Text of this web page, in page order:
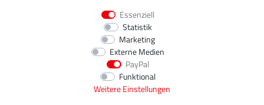
Essenziell
Statistik
Marketing
Externe Medien
PayPal
Funktional
Weitere Einstellungen